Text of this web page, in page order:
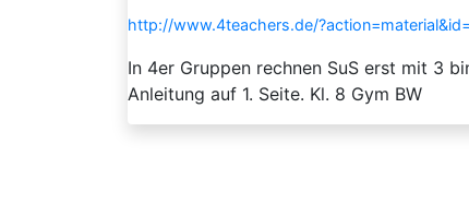
http://www.4teachers.de/
In 4er Gruppen rechnen SuS erst mit 3
Anleitung auf 1. Seite. Kl. 8 Gym BW